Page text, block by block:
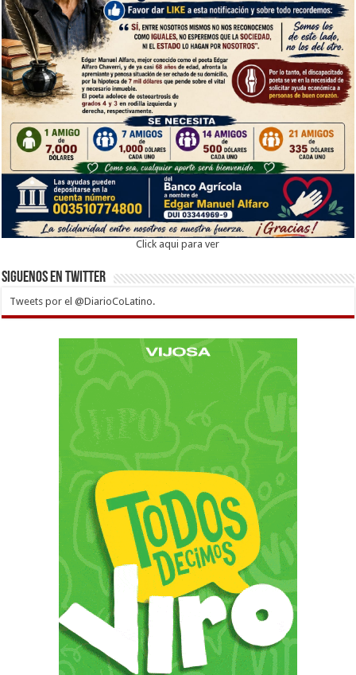
Click aqui para ver
Siguenos en twitter
Tweets por el @DiarioCoLatino.